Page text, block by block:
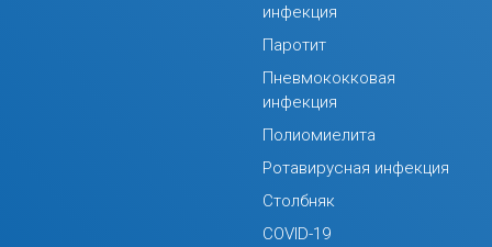
инфекция
Паротит
Пневмококковая
инфекция
Полиомиелита
Ротавирусная инфекция
Столбняк
COVID-19